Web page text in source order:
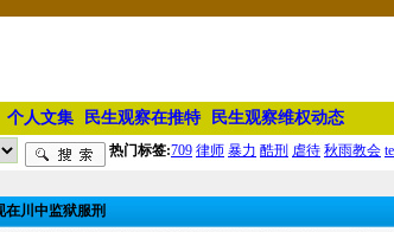
个人文集 民生观察在推特 民生观察维权动态
热门标签:709 律师 暴力 酷刑 虐待 秋雨教会
在川中监狱服刑